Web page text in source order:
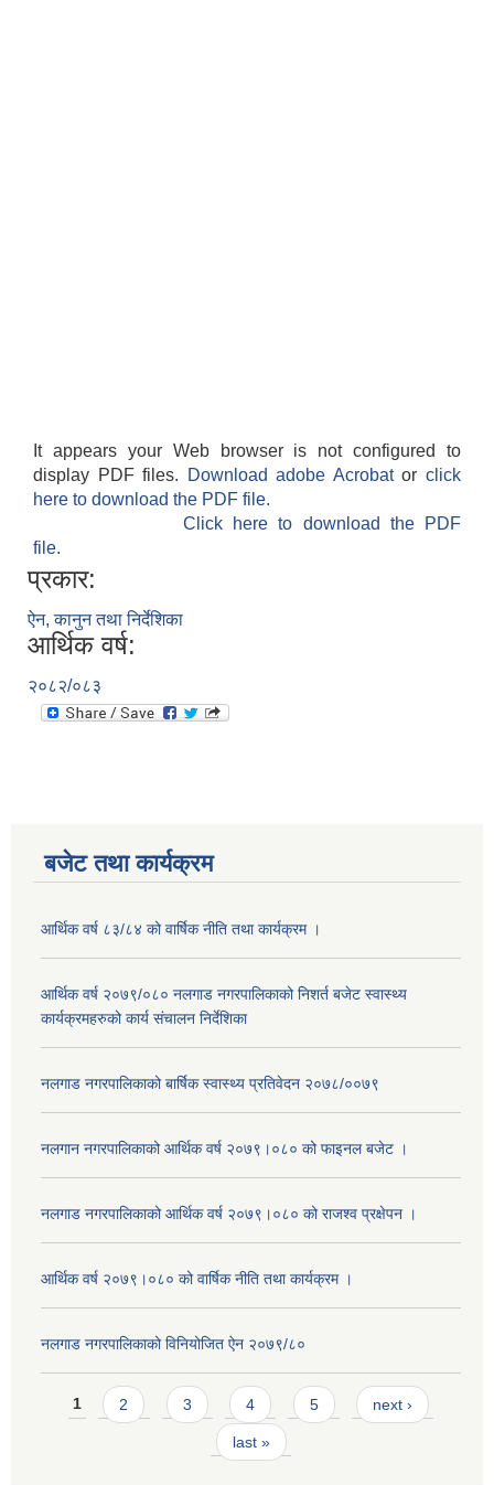
It appears your Web browser is not configured to
display PDF files.
Download adobe Acrobatorclick
here to download the PDF file.
Click here to download the PDF
file.
प्रकार:
ऐन, कानुन तथा निर्देशिका
आर्थिक वर्ष:
२०८२/०८३
बजेट तथा कार्यक्रम
आर्थिक वर्ष ८३/८४ को वार्षिक नीति तथा कार्यक्रम ।
आर्थिक वर्ष २०७९/०८० नलगाड नगरपालिकाको निशर्त बजेट स्वास्थ्य
कार्यक्रमहरुको कार्य संचालन निर्देशिका
नलगाड नगरपालिकाको बार्षिक स्वास्थ्य प्रतिवेदन २०७८/००७९
नलगान नगरपालिकाको आर्थिक वर्ष २०७९।०८० को फाइनल बजेट ।
नलगाड नगरपालिकाको आर्थिक वर्ष २०७९।०८० को राजश्व प्रक्षेपन ।
आर्थिक वर्ष २०७९।०८० को वार्षिक नीति तथा कार्यक्रम ।
नलगाड नगरपालिकाको विनियोजित ऐन २०७९/८०
Pages
1 2 3 4 5 next ›
last »